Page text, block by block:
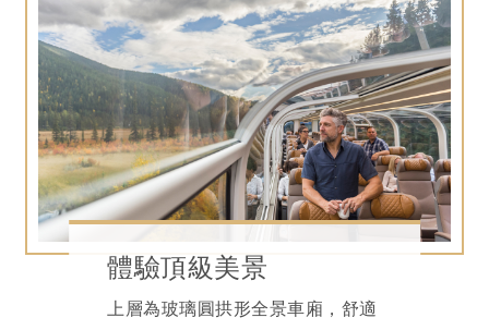
體驗頂級美景
上層為玻璃圓拱形全景車廂，舒適